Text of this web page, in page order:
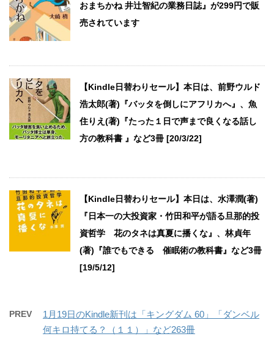
おまちかね 井辻智紀の業務日誌』が299円で販
売されています
【Kindle日替わりセール】本日は、前野ウルド
浩太郎(著)『バッタを倒しにアフリカへ』、魚
住りえ(著)『たった１日で声まで良くなる話し
方の教科書 』など3冊 [20/3/22]
【Kindle日替わりセール】本日は、水澤潤(著)
『日本一の大投資家・竹田和平が語る旦那的投
資哲学 花のタネは真夏に播くな』、林貞年
(著)『誰でもできる 催眠術の教科書』など3冊
[19/5/12]
PREV
1月19日のKindle新刊は「キングダム 60」「ダンベル
何キロ持てる？（１１）」など263冊